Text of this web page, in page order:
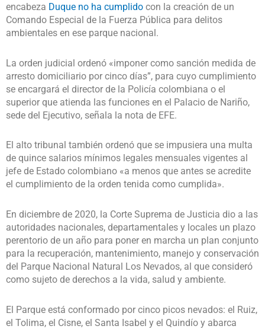
encabeza Duque no ha cumplido con la creación de un
Comando Especial de la Fuerza Pública para delitos
ambientales en ese parque nacional.
La orden judicial ordenó «imponer como sanción medida de
arresto domiciliario por cinco días”, para cuyo cumplimiento
se encargará el director de la Policía colombiana o el
superior que atienda las funciones en el Palacio de Nariño,
sede del Ejecutivo, señala la nota de EFE.
El alto tribunal también ordenó que se impusiera una multa
de quince salarios mínimos legales mensuales vigentes al
jefe de Estado colombiano «a menos que antes se acredite
el cumplimiento de la orden tenida como cumplida».
En diciembre de 2020, la Corte Suprema de Justicia dio a las
autoridades nacionales, departamentales y locales un plazo
perentorio de un año para poner en marcha un plan conjunto
para la recuperación, mantenimiento, manejo y conservación
del Parque Nacional Natural Los Nevados, al que consideró
como sujeto de derechos a la vida, salud y ambiente.
El Parque está conformado por cinco picos nevados: el Ruiz,
el Tolima, el Cisne, el Santa Isabel y el Quindío y abarca